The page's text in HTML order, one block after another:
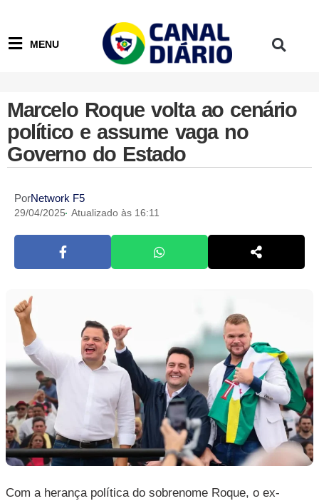
MENU
Marcelo Roque volta ao cenário
político e assume vaga no
Governo do Estado
PorNetwork F5
29/04/2025 Atualizado às 16:11
Com a herança política do sobrenome Roque, o ex-